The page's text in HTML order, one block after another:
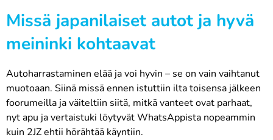
Missä japanilaiset autot ja hyvä
meininki kohtaavat
Autoharrastaminen elää ja voi hyvin – se on vain vaihtanut
muotoaan. Siinä missä ennen istuttiin ilta toisensa jälkeen
foorumeilla ja väiteltiin siitä, mitkä vanteet ovat parhaat,
nyt apu ja vertaistuki löytyvät WhatsAppista nopeammin
kuin 2JZ ehtii hörähtää käyntiin.